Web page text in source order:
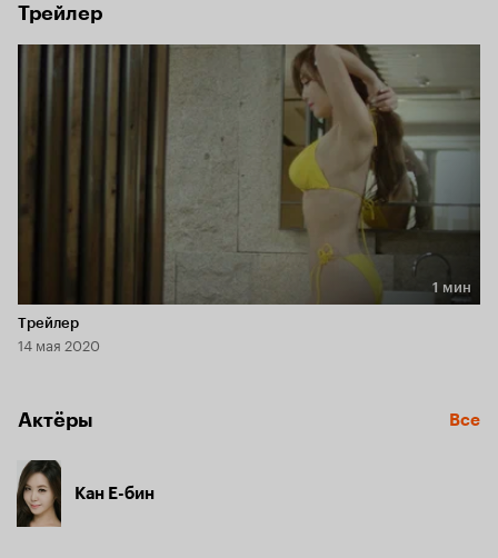
Трейлер
Длительность 1 мин
1 мин
Трейлер
14 мая 2020
Актёры Все
Кан Е-бин